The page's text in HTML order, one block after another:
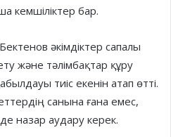
кемшіліктер бар.
әкімдіктер сапалы
және тәлімбақтар құру
тиіс екенін атап өтті.
санына ғана емес,
назар аудару керек.